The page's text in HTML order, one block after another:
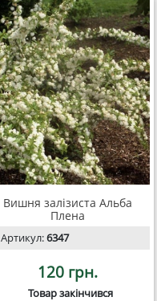
Вишня залізиста Альба
Плена
Артикул:6347
120 грн.
Товар закінчився